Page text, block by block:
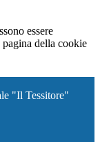
essere
della cookie
"Il Tessitore"